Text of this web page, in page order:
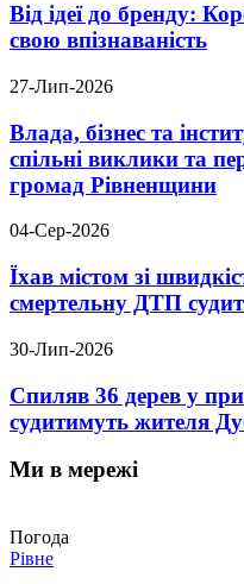
Від ідеї до бренду:
свою впізнаваність
27-Лип-2026
Влада, бізнес та
спільні виклики та
громад Рівненщини
04-Сер-2026
Їхав містом зі
смертельну ДТП
30-Лип-2026
Спиляв 36 дерев у
судитимуть жителя
Ми в мережі
Погода
Рівне